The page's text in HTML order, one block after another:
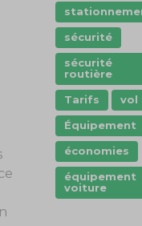
sécurité
sécurité
routière
Tarifs
vol
Équipement
économies
équipement
voiture